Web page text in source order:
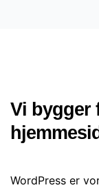
Vi bygger
WordPress er